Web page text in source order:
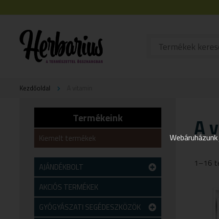
Kezdőoldal
A
1–16
Termékeink
Kiemelt termékek
AJÁNDÉKBOLT
Teszt alkategória
AKCIÓS TERMÉKEK
GYÓGYÁSZATI SEGÉDESZKÖZÖK